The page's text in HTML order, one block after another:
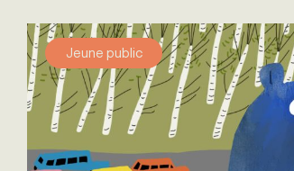
Jeune public